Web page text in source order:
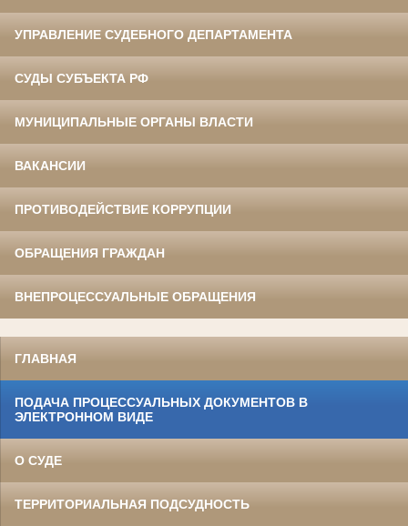
УПРАВЛЕНИЕ СУДЕБНОГО ДЕПАРТАМЕНТА
СУДЫ СУБЪЕКТА РФ
МУНИЦИПАЛЬНЫЕ ОРГАНЫ ВЛАСТИ
ВАКАНСИИ
ПРОТИВОДЕЙСТВИЕ КОРРУПЦИИ
ОБРАЩЕНИЯ ГРАЖДАН
ВНЕПРОЦЕССУАЛЬНЫЕ ОБРАЩЕНИЯ
ГЛАВНАЯ
ПОДАЧА ПРОЦЕССУАЛЬНЫХ ДОКУМЕНТОВ В
ЭЛЕКТРОННОМ ВИДЕ
О СУДЕ
ТЕРРИТОРИАЛЬНАЯ ПОДСУДНОСТЬ